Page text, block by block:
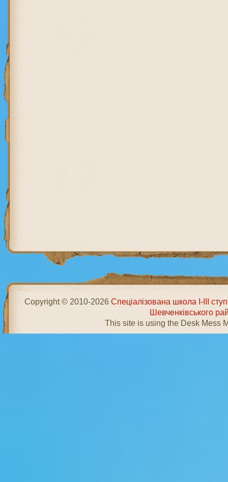
Copyright © 2010-2026Спеціалізована школа І-ІІІ
Шевченківського
This site is using the Desk Mess